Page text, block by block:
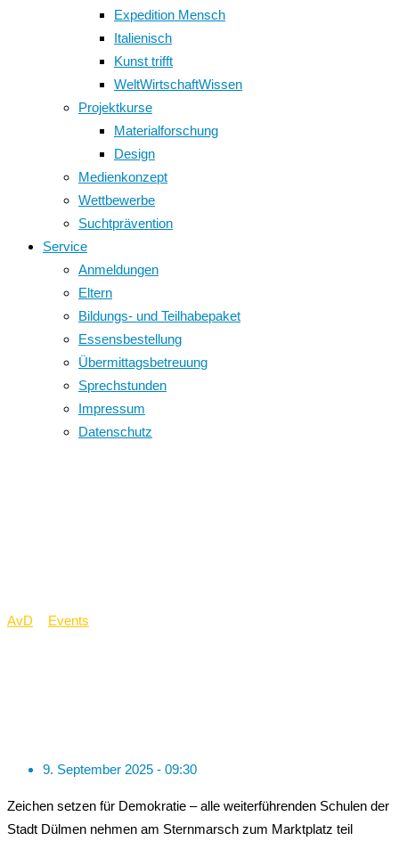
Expedition Mensch
Italienisch
Kunst trifft
WeltWirtschaftWissen
Projektkurse
Materialforschung
Design
Medienkonzept
Wettbewerbe
Suchtprävention
Service
Anmeldungen
Eltern
Bildungs- und Teilhabepaket
Essensbestellung
Übermittagsbetreuung
Sprechstunden
Impressum
Datenschutz
AvD Events
9. September 2025 - 09:30
Zeichen setzen für Demokratie – alle weiterführenden Schulen der
Stadt Dülmen nehmen am Sternmarsch zum Marktplatz teil